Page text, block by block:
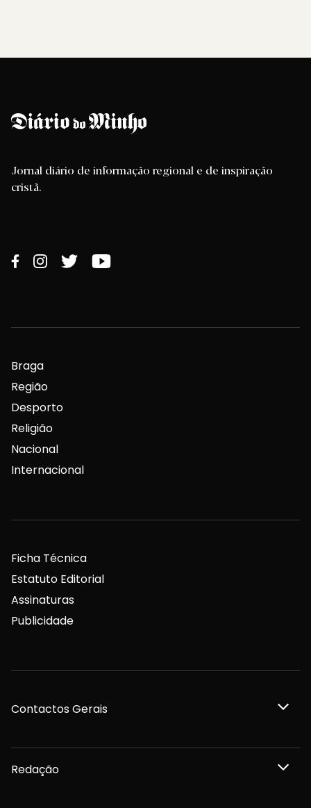
Jornal diário de informação regional e de inspiração
cristã.
Braga
Região
Desporto
Religião
Nacional
Internacional
Ficha Técnica
Estatuto Editorial
Assinaturas
Publicidade
Contactos Gerais
Redação